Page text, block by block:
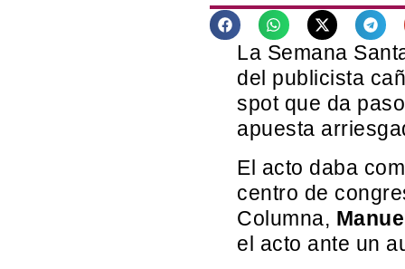
La Semana
del publicista
spot que da
apuesta
El acto daba
centro de
Columna,
el acto ante un